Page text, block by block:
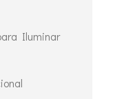
Iluminar